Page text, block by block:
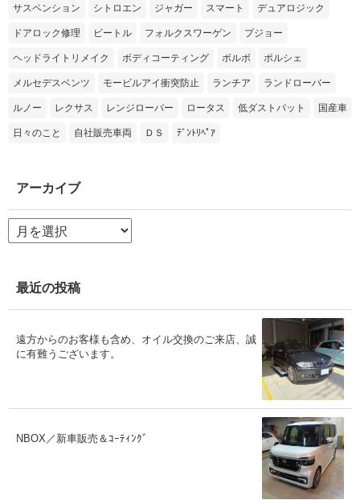
サスペンション シトロエン ジャガー スマート デュアロジック
ドアロック修理 ビートル フォルクスワーゲン プジョー
ヘッドライトリメイク ボディコーティング ボルボ ポルシェ
メルセデスベンツ モービルアイ衝突防止 ランチア ランドローバー
ルノー レクサス レンジローバー ロータス 低ダストパット 国産車
日々のこと 自社販売車両 ＤＳ ﾃﾞﾝﾄﾘﾍﾟｱ
アーカイブ
ア
ー
ブ
最近の投稿
遠方からのお客様も含め、オイル交換のご来店、誠
に有難うございます。
NBOX／新車販売＆ｺｰﾃｨﾝｸﾞ